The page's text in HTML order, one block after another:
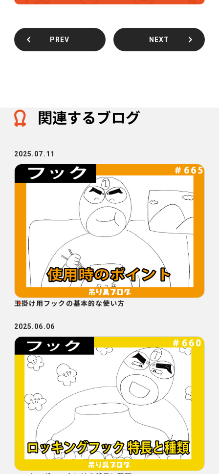
PREV NEXT
関連するブログ
2025.07.11
玉掛け用フックの基本的な使い方
2025.06.06